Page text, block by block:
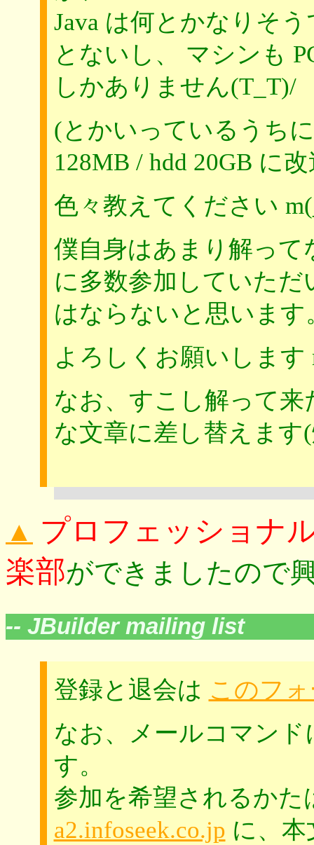
Java は何とかなりそ
とないし、 マシンも
しかありません(T_T)/
(とかいっているうち
128MB / hdd 20GB に
色々教えてください
僕自身はあまり解っ
に多数参加していた
はならないと思います
よろしくお願いします
なお、すこし解って
な文章に差し替えます
▲ プロフェッショナ
楽部ができましたので
-- JBuilder mailing list
登録と退会は このフ
なお、メールコマン
す。
参加を希望されるかた
a2.infoseek.co.jp に、本